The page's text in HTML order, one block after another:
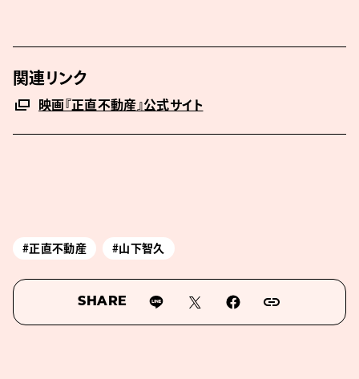
関連リンク
映画『正直不動産』公式サイト
#正直不動産 #山下智久
SHARE